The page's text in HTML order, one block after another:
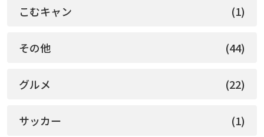
こむキャン (1)
その他 (44)
グルメ (22)
サッカー (1)